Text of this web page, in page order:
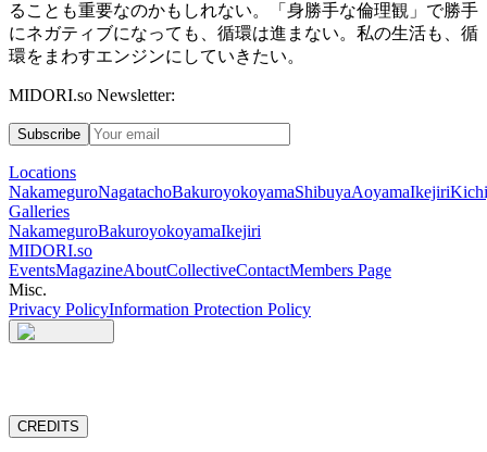
ることも重要なのかもしれない。「身勝手な倫理観」で勝手
にネガティブになっても、循環は進まない。私の生活も、循
環をまわすエンジンにしていきたい。
MIDORI.so Newsletter:
Subscribe
Locations
NakameguroNagatachoBakuroyokoyamaShibuyaAoyamaIkejiri
Galleries
NakameguroBakuroyokoyamaIkejiri
MIDORI.so
EventsMagazineAboutCollectiveContactMembers Page
Misc.
Privacy PolicyInformation Protection Policy
CREDITS